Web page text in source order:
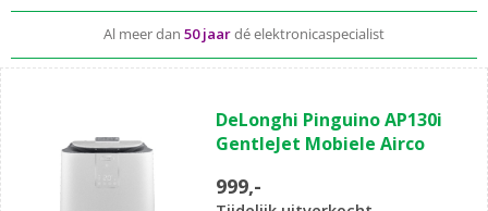
Complete aansluitservicevoor 49,99
van
de
sterren.
DeLonghi Pinguino AP130i
GentleJet Mobiele Airco
999,-